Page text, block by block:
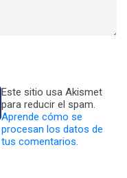
Este sitio usa Akismet
para reducir el spam.
Aprende cómo se
procesan los datos de
tus comentarios.